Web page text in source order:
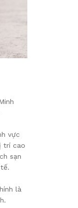
vực
trí cao
sạn
là